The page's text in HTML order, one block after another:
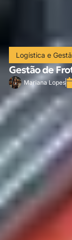
Logística e
Gestão de
Mariana Lopes